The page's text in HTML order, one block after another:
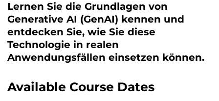
Lernen Sie die Grundlagen von
Generative AI (GenAI) kennen und
entdecken Sie, wie Sie diese
Technologie in realen
Anwendungsfällen einsetzen können.
Available Course Dates